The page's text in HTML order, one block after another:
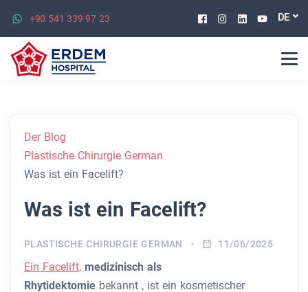
+90 541 339 97 23 Facebook
Instagram
Linkedin
DE
Der Blog
Plastische Chirurgie German
Was ist ein Facelift?
Was ist ein Facelift?
PLASTISCHE CHIRURGIE GERMAN 11/06/2025
Ein Facelift, medizinisch als
Rhytidektomie bekannt , ist ein kosmetischer